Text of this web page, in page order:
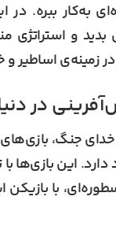
ببره. در
و استراتژی
زمینه‌ی اساطیر و
خدای جنگ،
این بازی‌ها
با